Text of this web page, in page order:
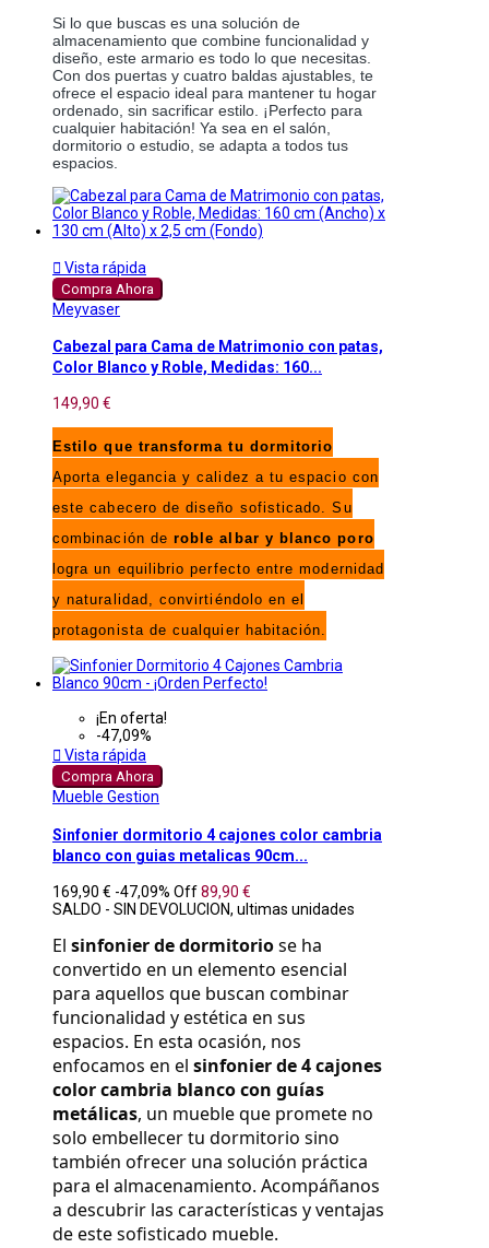
Si lo que buscas es una solución de
almacenamiento que combine funcionalidad y
diseño, este armario es todo lo que necesitas.
Con dos puertas y cuatro baldas ajustables, te
ofrece el espacio ideal para mantener tu hogar
ordenado, sin sacrificar estilo. ¡Perfecto para
cualquier habitación! Ya sea en el salón,
dormitorio o estudio, se adapta a todos tus
espacios.
 Vista rápida
Compra Ahora
Meyvaser
Cabezal para Cama de Matrimonio con patas,
Color Blanco y Roble, Medidas: 160...
149,90 €
Estilo que transforma tu dormitorio
Aporta elegancia y calidez a tu espacio con
este cabecero de diseño sofisticado. Su
combinación de roble albar y blanco poro
logra un equilibrio perfecto entre modernidad
y naturalidad, convirtiéndolo en el
protagonista de cualquier habitación.
¡En oferta!
-47,09%
 Vista rápida
Compra Ahora
Mueble Gestion
Sinfonier dormitorio 4 cajones color cambria
blanco con guias metalicas 90cm...
169,90 € -47,09% Off89,90 €
SALDO - SIN DEVOLUCION, ultimas unidades
El sinfonier de dormitorio se ha
convertido en un elemento esencial
para aquellos que buscan combinar
funcionalidad y estética en sus
espacios. En esta ocasión, nos
enfocamos en el sinfonier de 4 cajones
color cambria blanco con guías
metálicas, un mueble que promete no
solo embellecer tu dormitorio sino
también ofrecer una solución práctica
para el almacenamiento. Acompáñanos
a descubrir las características y ventajas
de este sofisticado mueble.